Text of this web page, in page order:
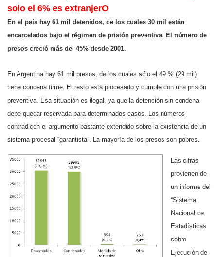
solo el 6% es extranjerO
En el país hay 61 mil detenidos, de los cuales 30 mil están
encarcelados bajo el régimen de prisión preventiva. El número de
presos creció más del 45% desde 2001.
En Argentina hay 61 mil presos, de los cuales sólo el 49 % (29 mil)
tiene condena firme. El resto está procesado y cumple con una prisión
preventiva. Esa situación es ilegal, ya que la detención sin condena
debe quedar reservada para determinados casos. Los números
contradicen el argumento bastante extendido sobre la existencia de un
sistema procesal “garantista”. La mayoría de los presos son pobres.
Las cifras
provienen de
un informe del
“Sistema
Nacional de
Estadísticas
sobre
Ejecución de